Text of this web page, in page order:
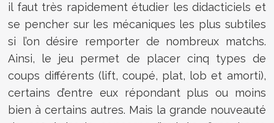
il faut très rapidement étudier les didacticiels et
se pencher sur les mécaniques les plus subtiles
si l’on désire remporter de nombreux matchs.
Ainsi, le jeu permet de placer cinq types de
coups différents (lift, coupé, plat, lob et amorti),
certains d’entre eux répondant plus ou moins
bien à certains autres. Mais la grande nouveauté